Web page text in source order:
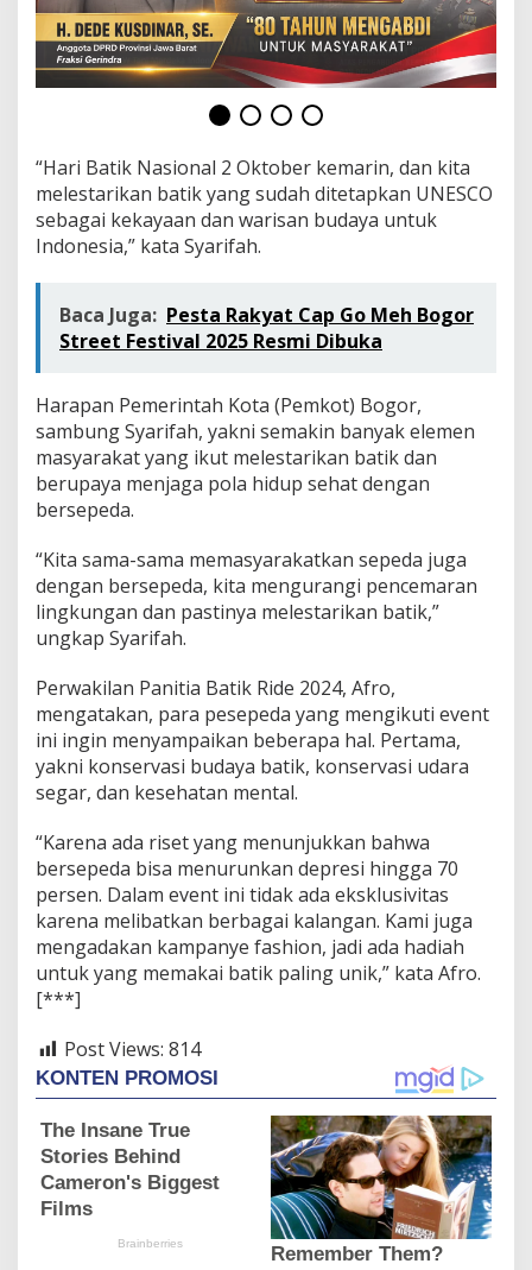
“Hari Batik Nasional 2 Oktober kemarin, dan kita
melestarikan batik yang sudah ditetapkan UNESCO
sebagai kekayaan dan warisan budaya untuk
Indonesia,” kata Syarifah.
Baca Juga: Pesta Rakyat Cap Go Meh Bogor
Street Festival 2025 Resmi Dibuka
Harapan Pemerintah Kota (Pemkot) Bogor,
sambung Syarifah, yakni semakin banyak elemen
masyarakat yang ikut melestarikan batik dan
berupaya menjaga pola hidup sehat dengan
bersepeda.
“Kita sama-sama memasyarakatkan sepeda juga
dengan bersepeda, kita mengurangi pencemaran
lingkungan dan pastinya melestarikan batik,”
ungkap Syarifah.
Perwakilan Panitia Batik Ride 2024, Afro,
mengatakan, para pesepeda yang mengikuti event
ini ingin menyampaikan beberapa hal. Pertama,
yakni konservasi budaya batik, konservasi udara
segar, dan kesehatan mental.
“Karena ada riset yang menunjukkan bahwa
bersepeda bisa menurunkan depresi hingga 70
persen. Dalam event ini tidak ada eksklusivitas
karena melibatkan berbagai kalangan. Kami juga
mengadakan kampanye fashion, jadi ada hadiah
untuk yang memakai batik paling unik,” kata Afro.
[***]
Post Views: 814